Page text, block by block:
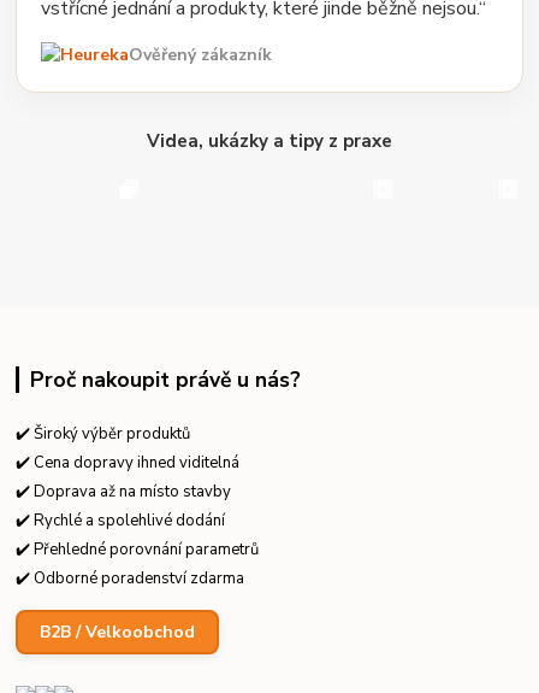
vstřícné jednání a produkty, které jinde běžně nejsou.“
Ověřený zákazník
Videa, ukázky a tipy z praxe
Proč nakoupit právě u nás?
✔️ Široký výběr produktů
✔️ Cena dopravy ihned viditelná
✔️ Doprava až na místo stavby
✔️ Rychlé a spolehlivé dodání
✔️ Přehledné porovnání parametrů
✔️ Odborné poradenství zdarma
B2B / Velkoobchod